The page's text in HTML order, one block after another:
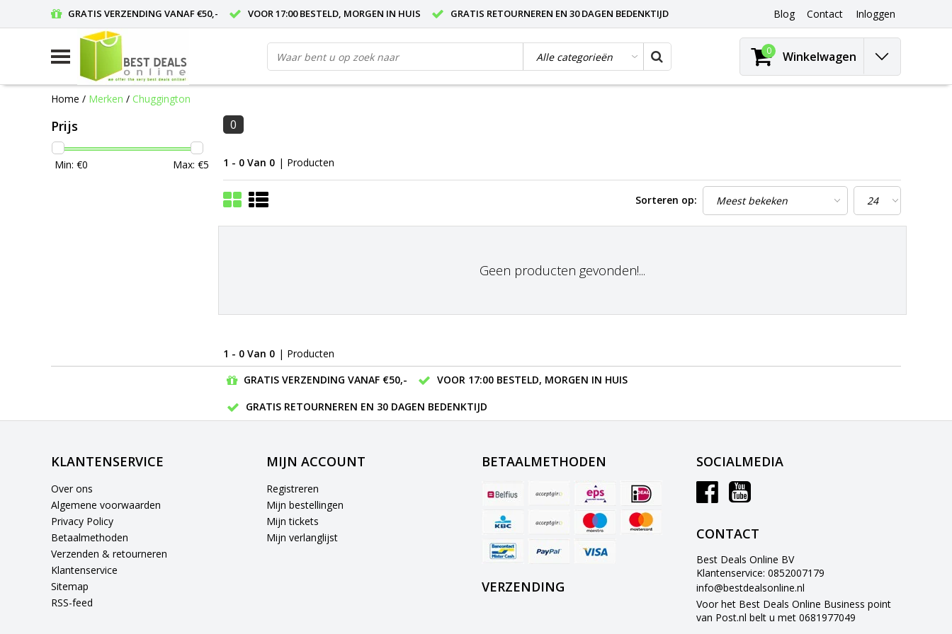
GRATIS VERZENDING VANAF €50,- VOOR 17:00 BESTELD, MORGEN IN HUIS GRATIS RETOURNEREN EN 30 DAGEN BEDENKTIJD Blog Contact Inloggen
0 Winkelwagen
Home / Merken / Chuggington
Prijs
Min: €0 Max: €5
0
1 - 0 Van 0 | Producten
Sorteren op:
Geen producten gevonden!...
1 - 0 Van 0 | Producten
GRATIS VERZENDING VANAF €50,-
VOOR 17:00 BESTELD, MORGEN IN HUIS
GRATIS RETOURNEREN EN 30 DAGEN BEDENKTIJD
KLANTENSERVICE
Over ons
Algemene voorwaarden
Privacy Policy
Betaalmethoden
Verzenden & retourneren
Klantenservice
Sitemap
RSS-feed
MIJN ACCOUNT
Registreren
Mijn bestellingen
Mijn tickets
Mijn verlanglijst
BETAALMETHODEN
VERZENDING
SOCIALMEDIA
CONTACT
Best Deals Online BV
Klantenservice: 0852007179
info@bestdealsonline.nl
Voor het Best Deals Online Business point
van Post.nl belt u met 0681977049